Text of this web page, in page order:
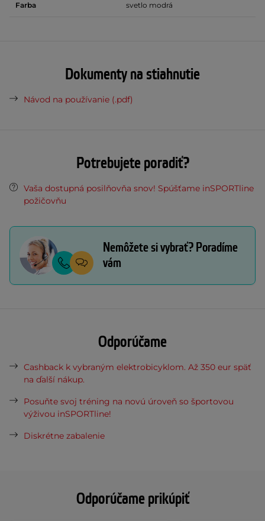
Odporúčame prikúpiť
Farba svetlo modrá
Dokumenty na stiahnutie
Návod na používanie (.pdf)
Potrebujete poradiť?
Vaša dostupná posilňovňa snov! Spúšťame inSPORTline
požičovňu
Nemôžete si vybrať? Poradíme
vám
Odporúčame
Cashback k vybraným elektrobicyklom. Až 350 eur späť
na ďalší nákup.
Posuňte svoj tréning na novú úroveň so športovou
výživou inSPORTline!
Diskrétne zabalenie